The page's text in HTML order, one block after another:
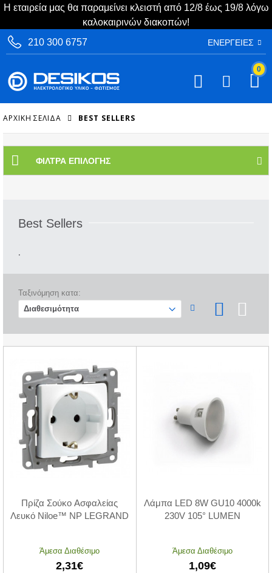
Η εταιρεία μας θα παραμείνει κλειστή από 12/8 έως 19/8 λόγω
καλοκαιρινών διακοπών!
210 300 6757
ΕΝΈΡΓΕΙΕΣ
0
ΑΡΧΙΚΉ ΣΕΛΊΔΑ BEST SELLERS
ΦΊΛΤΡΑ ΕΠΙΛΟΓΉΣ
Best Sellers
.
Ταξινόμηση κατα:
Πρίζα Σούκο Ασφαλείας
Λευκό Niloe™ NP LEGRAND
Άμεσα Διαθέσιμο
2,31€
Λάμπα LED 8W GU10 4000k
230V 105° LUMEN
Άμεσα Διαθέσιμο
1,09€